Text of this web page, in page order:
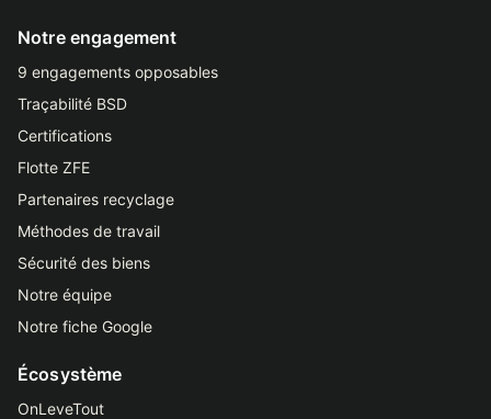
Notre engagement
9 engagements opposables
Traçabilité BSD
Certifications
Flotte ZFE
Partenaires recyclage
Méthodes de travail
Sécurité des biens
Notre équipe
Notre fiche Google
Écosystème
OnLeveTout